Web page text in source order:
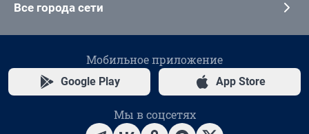
Все города сети
Мобильное приложение
Google Play App Store
Мы в соцсетях